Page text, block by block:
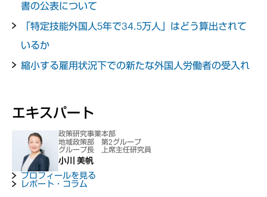
書の公表について
「特定技能外国人5年で34.5万人」はどう算出されて
いるか
縮小する雇用状況下での新たな外国人労働者の受入れ
エキスパート
政策研究事業本部
地域政策部 第2グループ
グループ長 上席主任研究員
小川 美帆
プロフィールを見る
レポート・コラム